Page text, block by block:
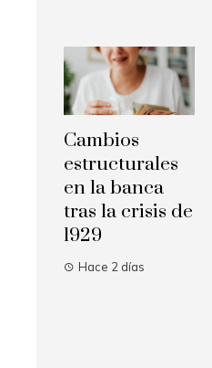
Cambios
estructurales
en la banca
tras la crisis de
1929
Hace 2 días